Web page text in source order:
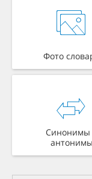
Фото
Синонимы
антонимы